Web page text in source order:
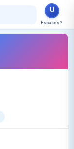
U
Espaces ▼